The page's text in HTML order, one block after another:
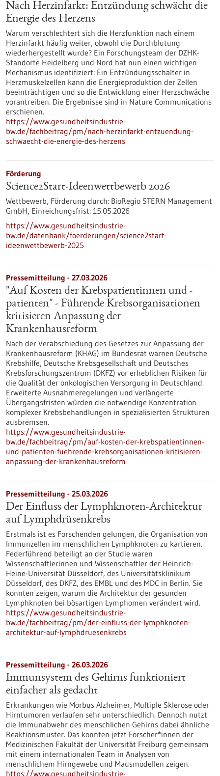
Nach Herzinfarkt: Entzündung schwächt die
Energie des Herzens
Warum verschlechtert sich die Herzfunktion nach einem
Herzinfarkt häufig weiter, obwohl die Durchblutung
wiederhergestellt wurde? Ein Forschungsteam der DZHK-
Standorte Heidelberg und Nord hat nun einen wichtigen
Mechanismus identifiziert: Ein Entzündungsschalter in
Herzmuskelzellen kann die Energieproduktion der Zellen
beeinträchtigen und so die Entwicklung einer Herzschwäche
vorantreiben. Die Ergebnisse sind in Nature Communications
erschienen.
https://www.gesundheitsindustrie-
bw.de/fachbeitrag/pm/nach-herzinfarkt-entzuendung-
schwaecht-die-energie-des-herzens
Förderung
Science2Start-Ideenwettbewerb 2026
Wettbewerb, Förderung durch: BioRegio STERN Management
GmbH, Einreichungsfrist: 15.05.2026
https://www.gesundheitsindustrie-
bw.de/datenbank/foerderungen/science2start-
ideenwettbewerb-2025
Pressemitteilung - 27.03.2026
"Auf Kosten der Krebspatientinnen und -
patienten" - Führende Krebsorganisationen
kritisieren Anpassung der
Krankenhausreform
Nach der Verabschiedung des Gesetzes zur Anpassung der
Krankenhausreform (KHAG) im Bundesrat warnen Deutsche
Krebshilfe, Deutsche Krebsgesellschaft und Deutsches
Krebsforschungszentrum (DKFZ) vor erheblichen Risiken für
die Qualität der onkologischen Versorgung in Deutschland.
Erweiterte Ausnahmeregelungen und verlängerte
Übergangsfristen würden die notwendige Konzentration
komplexer Krebsbehandlungen in spezialisierten Strukturen
ausbremsen.
https://www.gesundheitsindustrie-
bw.de/fachbeitrag/pm/auf-kosten-der-krebspatientinnen-
und-patienten-fuehrende-krebsorganisationen-kritisieren-
anpassung-der-krankenhausreform
Pressemitteilung - 25.03.2026
Der Einfluss der Lymphknoten-Architektur
auf Lymphdrüsenkrebs
Erstmals ist es Forschenden gelungen, die Organisation von
Immunzellen im menschlichen Lymphknoten zu kartieren.
Federführend beteiligt an der Studie waren
Wissenschaftlerinnen und Wissenschaftler der Heinrich-
Heine-Universität Düsseldorf, des Universitätsklinikum
Düsseldorf, des DKFZ, des EMBL und des MDC in Berlin. Sie
konnten zeigen, warum die Architektur der gesunden
Lymphknoten bei bösartigen Lymphomen verändert wird.
https://www.gesundheitsindustrie-
bw.de/fachbeitrag/pm/der-einfluss-der-lymphknoten-
architektur-auf-lymphdruesenkrebs
Pressemitteilung - 26.03.2026
Immunsystem des Gehirns funktioniert
einfacher als gedacht
Erkrankungen wie Morbus Alzheimer, Multiple Sklerose oder
Hirntumoren verlaufen sehr unterschiedlich. Dennoch nutzt
die Immunabwehr des menschlichen Gehirns dabei ähnliche
Reaktionsmuster. Das konnten jetzt Forscher*innen der
Medizinischen Fakultät der Universität Freiburg gemeinsam
mit einem internationalen Team in Analysen von
menschlichem Hirngewebe und Mausmodellen zeigen.
https://www.gesundheitsindustrie-